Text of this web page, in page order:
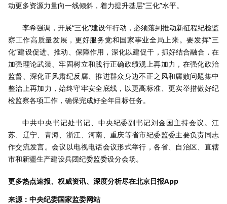
动更多资源力量向一线倾斜，着力提升基层“三化”水平。
李希强调，开展“三化”建设年行动，必须落到推动新征程纪检监
察工作高质量发展，更好服务党和国家事业全局上来。要发挥“三
化”建设促进、推动、保障作用，深化以建促干，抓好结合融合，在
加强理论武装、牢固树立和践行正确政绩观上再加力，在强化政治
监督、深化正风肃纪反腐、推进群众身边不正之风和腐败问题集中
整治上再加力，始终守牢安全底线，以更高标准、更实举措做好纪
检监察各项工作，确保完成好全年目标任务。
中共中央书记处书记、中央纪委副书记刘金国主持会议。江
苏、辽宁、青海、浙江、河南、重庆等省市纪委监委主要负责同志
作交流发言。会议以电视电话会议形式举行，各省、自治区、直辖
市和新疆生产建设兵团纪委监委设分会场。
更多热点速报、权威资讯、深度分析尽在北京日报App
来源：中央纪委国家监委网站